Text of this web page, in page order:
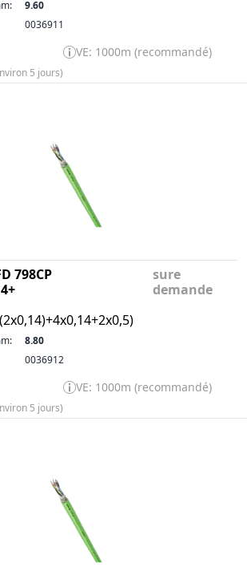
9.60
0036911
VE: 1000m (recommandé)
5 jours)
798CP
sure
demande
8.80
0036912
VE: 1000m (recommandé)
5 jours)